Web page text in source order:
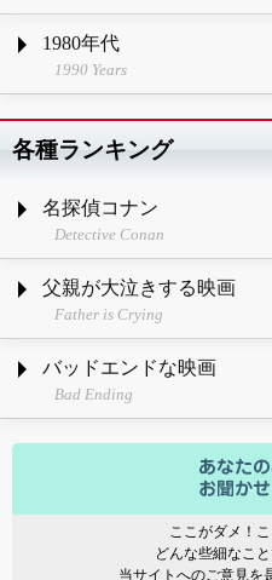
1980年代
1990 Years
各種ランキング
名探偵コナン
Detective Conan
父親が大泣きする映画
Father is Crying
バッドエンドな映画
Bad Ending
ここがダメ！
どんな些細なこ
当サイトへのご意見を